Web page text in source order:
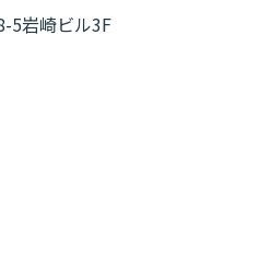
5岩崎ビル3F